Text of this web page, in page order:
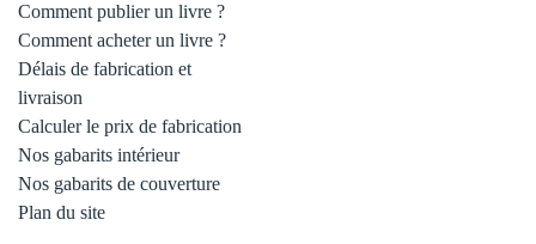
Comment publier un livre ?
Comment acheter un livre ?
Délais de fabrication et
livraison
Calculer le prix de fabrication
Nos gabarits intérieur
Nos gabarits de couverture
Plan du site